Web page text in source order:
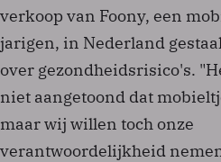
verkoop van Foony, een
jarigen, in Nederland
over gezondheidsrisico's.
niet aangetoond dat
maar wij willen toch onze
verantwoordelijkheid